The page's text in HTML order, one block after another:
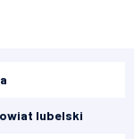
lubelski